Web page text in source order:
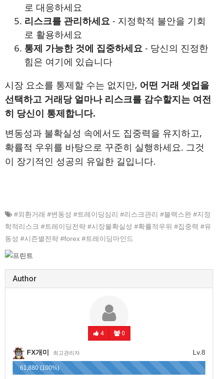
로 대응하세요
리스크를 관리하세요 - 지정학적 불안을 기회
로 활용하세요
통제 가능한 것에 집중하세요 - 당신의 진정한
힘은 여기에 있습니다
시장 요소를 통제할 수는 없지만, 어떤 거래 셋업을
선택하고 거래당 얼마나 리스크를 감수할지는 여전
히 당신이 통제합니다.
변동성과 불확실성 속에서도 집중력을 유지하고,
확률적 우위를 바탕으로 꾸준히 실행하세요. 그것
이 장기적인 성공의 유일한 길입니다.
#외환거래 #변동성 #트레이딩심리 #리스크관리 #블랙스완 #지정
학적리스크 #트레이딩전략 #시장불확실성 #확률적우위 #집중력 #유
동성 #시즌별전략 #forex #트레이딩마인드
Author
4 0
Lv.8
FX개미 최고관리자
61,880 (100%)